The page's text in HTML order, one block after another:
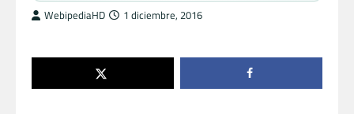
WebipediaHD 1 diciembre, 2016